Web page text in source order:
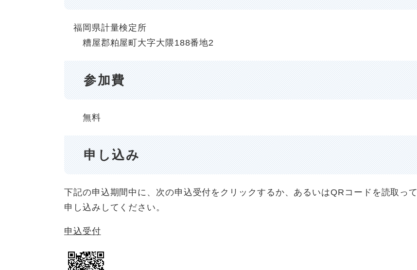
福岡県計量検定所
糟屋郡粕屋町大字大隈188番地2
参加費
無料
申し込み
下記の申込期間中に、次の申込受付をクリックするか、あるいはQRコードを読取って
申し込みしてください。
申込受付